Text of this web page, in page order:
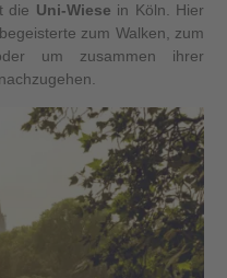
die Uni-Wiese in Köln. Hier
zum Walken, zum
um zusammen ihrer